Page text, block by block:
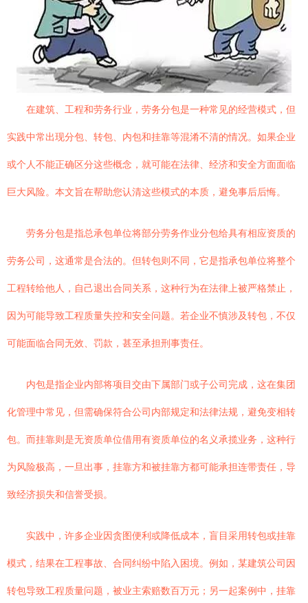
在建筑、工程和劳务行业，劳务分包是一种常见的经营模式，但
实践中常出现分包、转包、内包和挂靠等混淆不清的情况。如果企业
或个人不能正确区分这些概念，就可能在法律、经济和安全方面面临
巨大风险。本文旨在帮助您认清这些模式的本质，避免事后后悔。
劳务分包是指总承包单位将部分劳务作业分包给具有相应资质的
劳务公司，这通常是合法的。但转包则不同，它是指承包单位将整个
工程转给他人，自己退出合同关系，这种行为在法律上被严格禁止，
因为可能导致工程质量失控和安全问题。若企业不慎涉及转包，不仅
可能面临合同无效、罚款，甚至承担刑事责任。
内包是指企业内部将项目交由下属部门或子公司完成，这在集团
化管理中常见，但需确保符合公司内部规定和法律法规，避免变相转
包。而挂靠则是无资质单位借用有资质单位的名义承揽业务，这种行
为风险极高，一旦出事，挂靠方和被挂靠方都可能承担连带责任，导
致经济损失和信誉受损。
实践中，许多企业因贪图便利或降低成本，盲目采用转包或挂靠
模式，结果在工程事故、合同纠纷中陷入困境。例如，某建筑公司因
转包导致工程质量问题，被业主索赔数百万元；另一起案例中，挂靠